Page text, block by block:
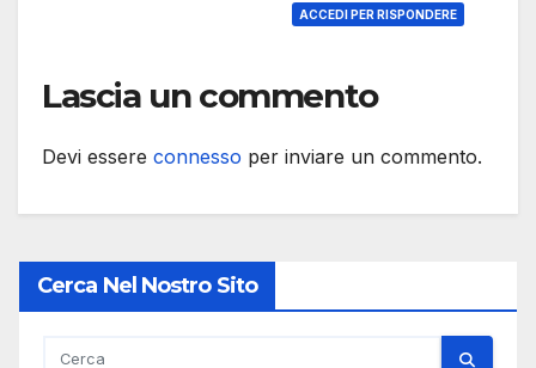
ACCEDI PER RISPONDERE
Lascia un commento
Devi essere connesso per inviare un commento.
Cerca Nel Nostro Sito